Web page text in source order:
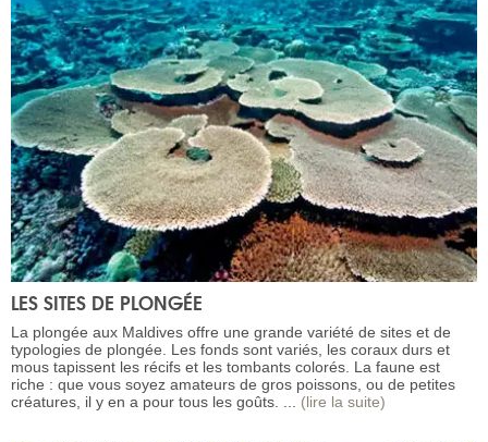
LES SITES DE PLONGÉE
La plongée aux Maldives offre une grande variété de sites et de
typologies de plongée. Les fonds sont variés, les coraux durs et
mous tapissent les récifs et les tombants colorés. La faune est
riche : que vous soyez amateurs de gros poissons, ou de petites
créatures, il y en a pour tous les goûts. ... (lire la suite)